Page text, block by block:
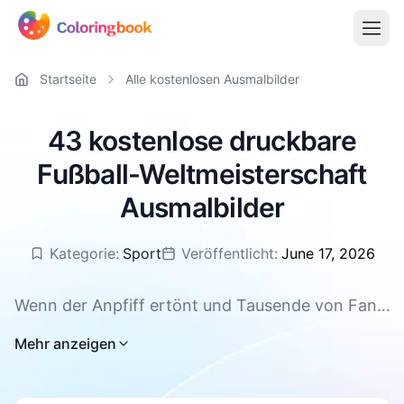
Startseite Alle kostenlosen Ausmalbilder
43 kostenlose druckbare
Fußball-Weltmeisterschaft
Ausmalbilder
Kategorie: Sport Veröffentlicht: June 17, 2026
Wenn der Anpfiff ertönt und Tausende von Fans
Fußballbegeisterung. Genau dieses Gefühl
Mehr anzeigen